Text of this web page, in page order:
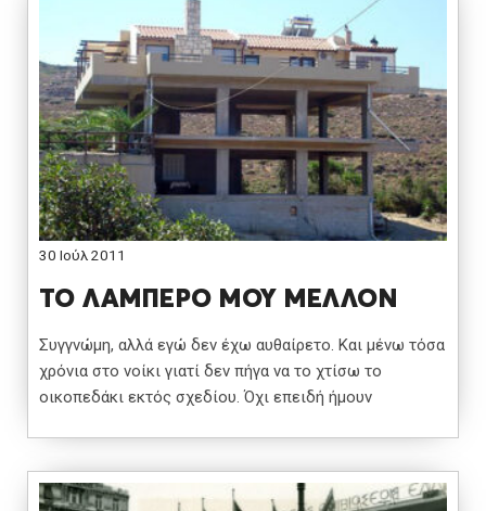
30 Ιούλ 2011
ΤΟ ΛΑΜΠΕΡΟ ΜΟΥ ΜΕΛΛΟΝ
Συγγνώμη, αλλά εγώ δεν έχω αυθαίρετο. Και μένω τόσα
χρόνια στο νοίκι γιατί δεν πήγα να το χτίσω το
οικοπεδάκι εκτός σχεδίου. Όχι επειδή ήμουν